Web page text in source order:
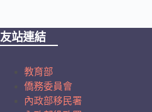
友站連結
教育部
僑務委員會
內政部移民署